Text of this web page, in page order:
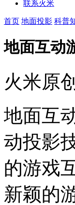
联系火米
首页 地面投影 科普
地面互动
火米原
地面互
动投影
的游戏
新颖的